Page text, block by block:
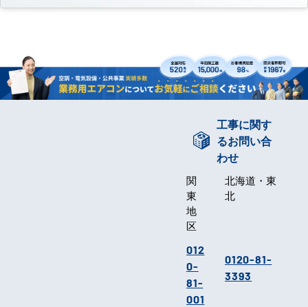
工事に関す
るお問い合
わせ
関
東
地
区
012
0-
81-
001
北海道・東
北
0120-81-
3393